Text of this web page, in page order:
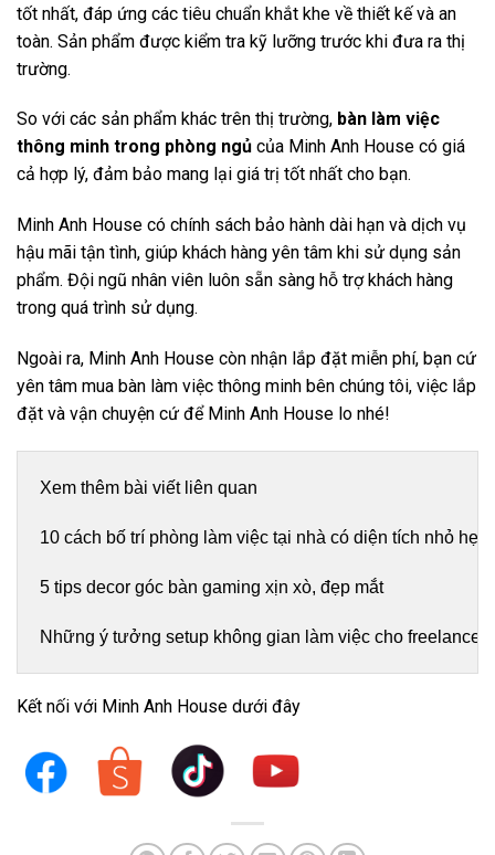
tốt nhất, đáp ứng các tiêu chuẩn khắt khe về thiết kế và an
toàn. Sản phẩm được kiểm tra kỹ lưỡng trước khi đưa ra thị
trường.
So với các sản phẩm khác trên thị trường, bàn làm việc
thông minh trong phòng ngủ của Minh Anh House có giá
cả hợp lý, đảm bảo mang lại giá trị tốt nhất cho bạn.
Minh Anh House có chính sách bảo hành dài hạn và dịch vụ
hậu mãi tận tình, giúp khách hàng yên tâm khi sử dụng sản
phẩm. Đội ngũ nhân viên luôn sẵn sàng hỗ trợ khách hàng
trong quá trình sử dụng.
Ngoài ra, Minh Anh House còn nhận lắp đặt miễn phí, bạn cứ
yên tâm mua bàn làm việc thông minh bên chúng tôi, việc lắp
đặt và vận chuyện cứ để Minh Anh House lo nhé!
Xem thêm bài viết liên quan
10 cách bố trí phòng làm việc tại nhà có diện tích nhỏ hẹp
5 tips decor góc bàn gaming xịn xò, đẹp mắt
Những ý tưởng setup không gian làm việc cho freelancer
Kết nối với Minh Anh House dưới đây